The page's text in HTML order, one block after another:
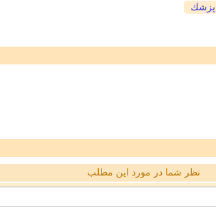
پزشك
نظر شما در مورد این مطلب